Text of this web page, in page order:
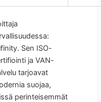
Sen ISO-
ja VAN-
tarjoavat
suojaa,
perinteisemmät